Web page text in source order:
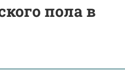
пола в